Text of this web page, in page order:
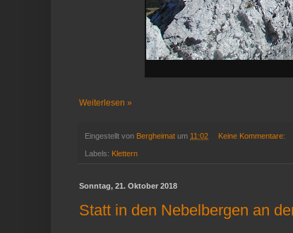
Weiterlesen »
Eingestellt von Bergheimat um 11:02 Keine Kommentare:
Labels: Klettern
Sonntag, 21. Oktober 2018
Statt in den Nebelbergen an